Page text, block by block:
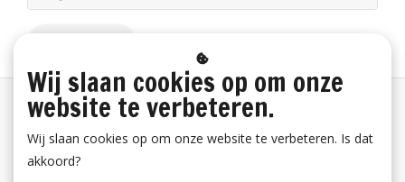
Betaalinformatie
Wij slaan cookies op om onze
website te verbeteren.
Wij slaan cookies op om onze website te verbeteren. Is dat
akkoord?